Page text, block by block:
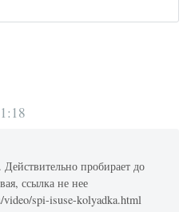
пробирает до
ссылка не нее
spi-isuse-kolyadka.html